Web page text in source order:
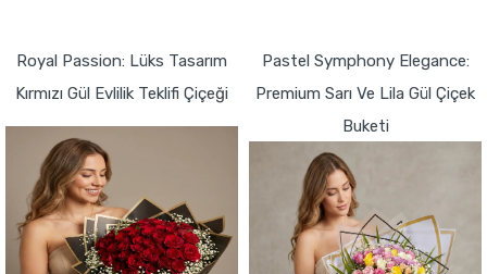
Royal Passion: Lüks Tasarım
Kırmızı Gül Evlilik Teklifi Çiçeği
Pastel Symphony Elegance:
Premium Sarı Ve Lila Gül Çiçek
Buketi